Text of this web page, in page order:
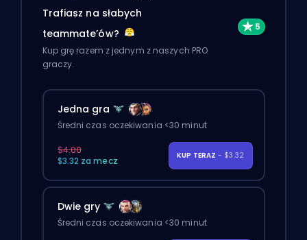
Trafiasz na słabych
teammate’ów?
Kup grę razem z jednym z naszych PRO
graczy.
Jedna gra
Średni czas oczekiwania <30 minut
$4.00
$3.32 za mecz
KUP TERAZ - $3.32
Dwie gry
Średni czas oczekiwania <30 minut